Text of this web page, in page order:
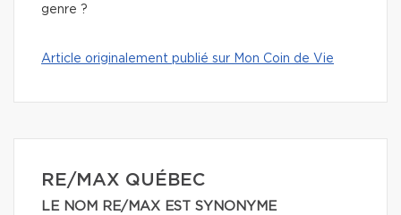
genre ?
Article originalement publié sur Mon Coin de Vie
RE/MAX QUÉBEC
LE NOM RE/MAX EST SYNONYME